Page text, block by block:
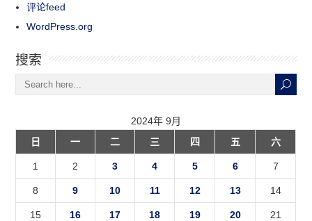
评论feed
WordPress.org
搜索
2024年 9月
日
一 二 三 四 五 六
1 2 3 4 5 6 7
8 9 10 11 12 13 14
15 16 17 18 19 20 21